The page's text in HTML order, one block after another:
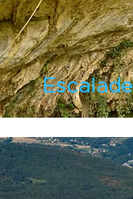
Escalade